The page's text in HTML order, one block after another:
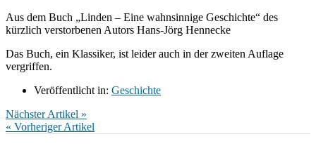
Aus dem Buch „Linden – Eine wahnsinnige Geschichte“ des
kürzlich verstorbenen Autors Hans-Jörg Hennecke
Das Buch, ein Klassiker, ist leider auch in der zweiten Auflage
vergriffen.
Veröffentlicht in: Geschichte
Nächster Artikel »
« Vorheriger Artikel